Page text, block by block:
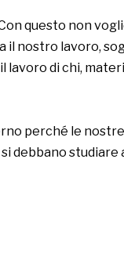
questo non
nostro lavoro,
di chi,
perché le
studiare